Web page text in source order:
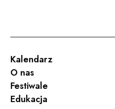
Kalendarz
O nas
Festiwale
Edukacja